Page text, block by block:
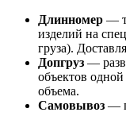
Длинномер —
изделий на
груза).
Допгруз —
объектов
объема.
Самовывоз —